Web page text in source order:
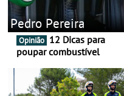
Pedro Pereira
Opinião
poupar combustível